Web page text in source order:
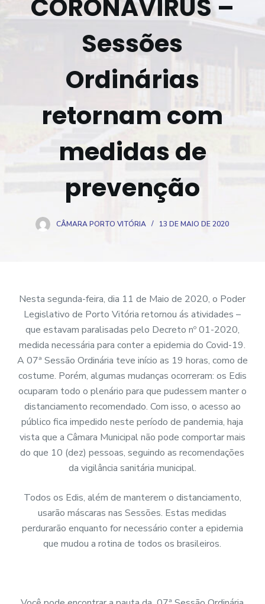
CORONAVÍRUS –
Sessões
Ordinárias
retornam com
medidas de
prevenção
CÂMARA PORTO VITÓRIA 13 DE MAIO DE 2020
Nesta segunda-feira, dia 11 de Maio de 2020, o Poder
Legislativo de Porto Vitória retornou ás atividades –
que estavam paralisadas pelo Decreto nº 01-2020,
medida necessária para conter a epidemia do Covid-19.
A 07ª Sessão Ordinária teve início as 19 horas, como de
costume. Porém, algumas mudanças ocorreram: os Edis
ocuparam todo o plenário para que pudessem manter o
distanciamento recomendado. Com isso, o acesso ao
público fica impedido neste período de pandemia, haja
vista que a Câmara Municipal não pode comportar mais
do que 10 (dez) pessoas, seguindo as recomendações
da vigilância sanitária municipal.
Todos os Edis, além de manterem o distanciamento,
usarão máscaras nas Sessões. Estas medidas
perdurarão enquanto for necessário conter a epidemia
que mudou a rotina de todos os brasileiros.